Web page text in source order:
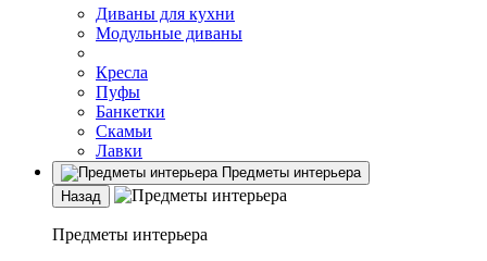
Диваны для кухни
Модульные диваны
Кресла
Пуфы
Банкетки
Скамьи
Лавки
Предметы интерьера
Назад
Предметы интерьера